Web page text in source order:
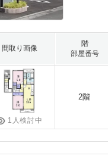
間取り画像
階
部屋番号
1人検討中
2階